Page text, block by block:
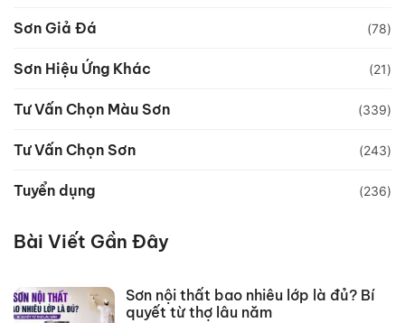
Sơn Giả Đá (78)
Sơn Hiệu Ứng Khác (21)
Tư Vấn Chọn Màu Sơn (339)
Tư Vấn Chọn Sơn (243)
Tuyển dụng (236)
Bài Viết Gần Đây
Sơn nội thất bao nhiêu lớp là đủ? Bí
quyết từ thợ lâu năm